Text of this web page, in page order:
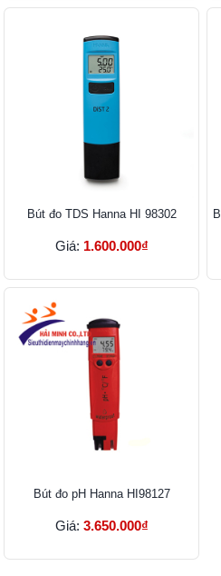
Bút đo TDS Hanna HI 98302
Giá: 1.600.000₫
Bút đo pH Hanna HI98127
Giá: 3.650.000₫